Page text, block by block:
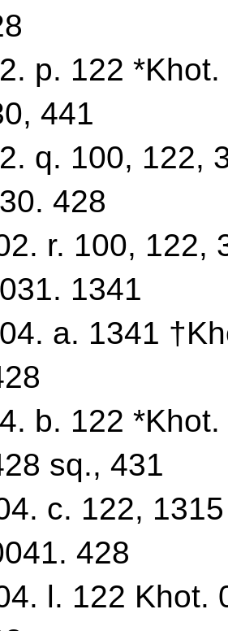
p. 122
441
q. 100, 122,
428
r. 100, 122,
1341
a. 1341
b. 122
sq., 431
c. 122,
428
l. 122 Khot.